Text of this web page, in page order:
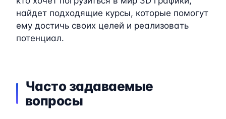
найдет подходящие курсы, которые помогут
ему достичь своих целей и реализовать
потенциал.
Часто задаваемые
вопросы